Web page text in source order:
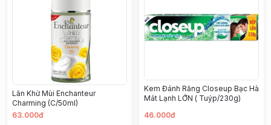
Lăn Khử Mùi Enchanteur
Charming (C/50ml)
63.000đ
Kem Đánh Răng Closeup Bạc Hà
Mát Lạnh LỚN ( Tuýp/230g)
46.000đ